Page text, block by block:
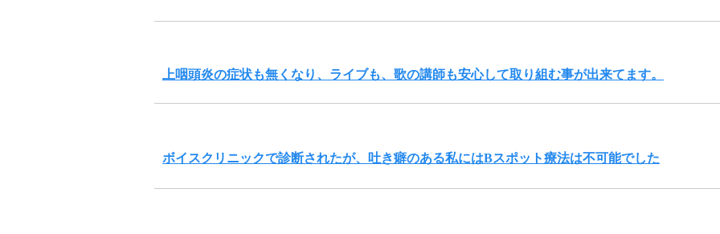
上咽頭炎の症状も無くなり、ライブも、歌の講師も安心して取り組む事が出来てます。
ボイスクリニックで診断されたが、吐き癖のある私にはBスポット療法は不可能でした